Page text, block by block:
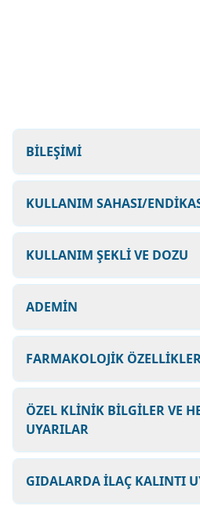
BİLEŞİMİ
KULLANIM SAHASI/
KULLANIM ŞEKLİ VE DOZU
ADEMİN
FARMAKOLOJİK
ÖZEL KLİNİK BİLGİLER VE
UYARILAR
GIDALARDA İLAÇ KALINTI